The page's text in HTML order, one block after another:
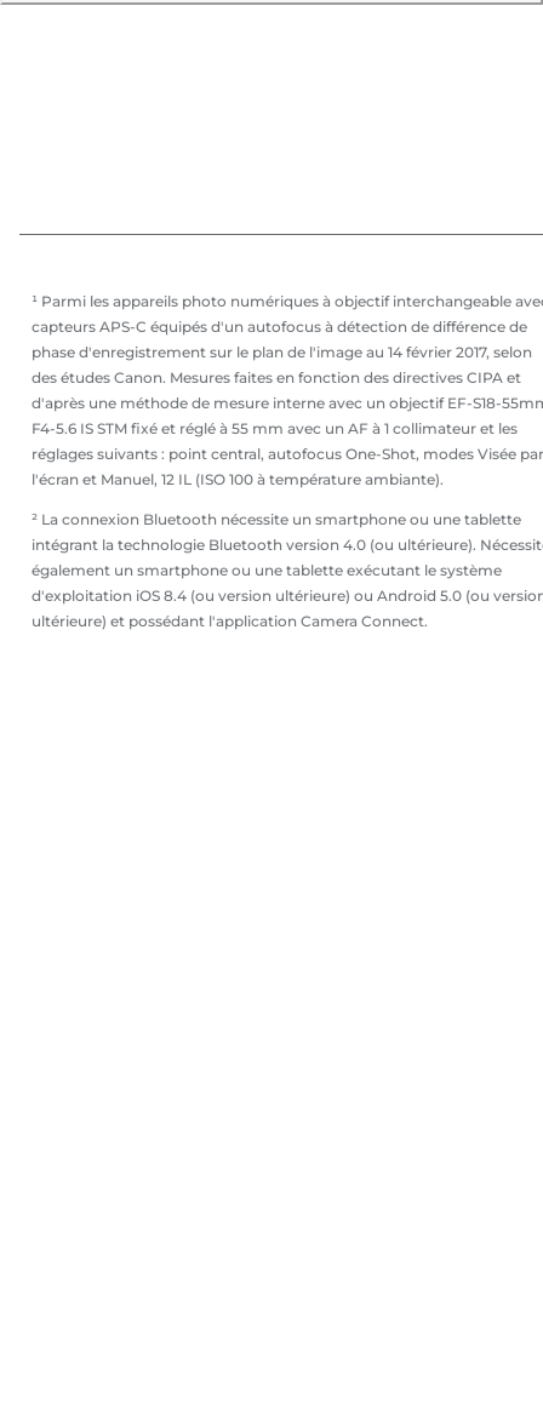
¹ Parmi les appareils photo numériques à objectif interchangeable
capteurs APS-C équipés d'un autofocus à détection de différence de
phase d'enregistrement sur le plan de l'image au 14 février 2017, selon
des études Canon. Mesures faites en fonction des directives CIPA et
d'après une méthode de mesure interne avec un objectif EF-S18-
F4-5.6 IS STM fixé et réglé à 55 mm avec un AF à 1 collimateur et les
réglages suivants : point central, autofocus One-Shot, modes Visée par
l'écran et Manuel, 12 IL (ISO 100 à température ambiante).
² La connexion Bluetooth nécessite un smartphone ou une tablette
intégrant la technologie Bluetooth version 4.0 (ou ultérieure).
également un smartphone ou une tablette exécutant le système
d'exploitation iOS 8.4 (ou version ultérieure) ou Android 5.0 (ou
ultérieure) et possédant l'application Camera Connect.